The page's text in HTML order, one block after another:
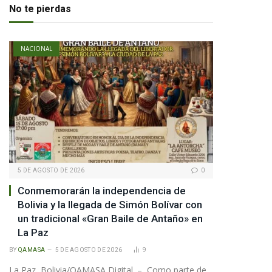
No te pierdas
NACIONAL
5 DE AGOSTO DE 2026 0
Conmemorarán la independencia de
Bolivia y la llegada de Simón Bolívar con
un tradicional «Gran Baile de Antaño» en
La Paz
BY QAMASA 5 DE AGOSTO DE 2026 9